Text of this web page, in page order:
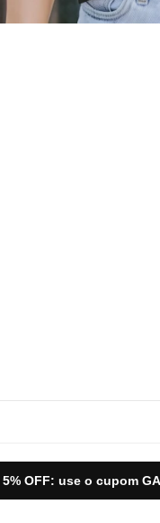
5% OFF: use o cupom